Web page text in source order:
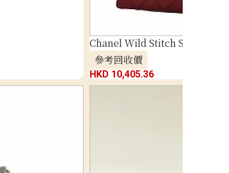
Chanel Wild Stitch Shoulder
參考回收價
HKD 10,405.36